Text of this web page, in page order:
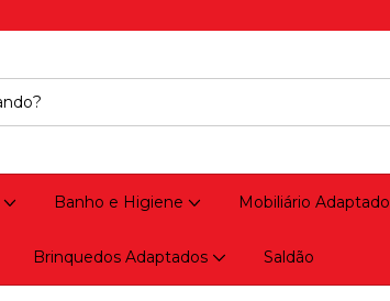
Banho e Higiene Mobiliário Adaptado
Brinquedos Adaptados Saldão